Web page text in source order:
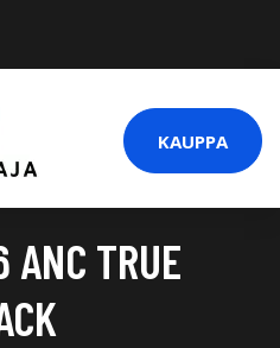
KAUPPA
TRUE